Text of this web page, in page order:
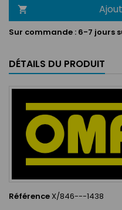

Sur commande : 6-7 jours
DÉTAILS DU PRODUIT
Référence X/846---1438